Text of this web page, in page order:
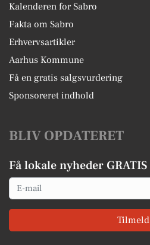
Kalenderen for Sabro
Fakta om Sabro
Erhvervsartikler
Aarhus Kommune
Få en gratis salgsvurdering
Sponsoreret indhold
BLIV OPDATERET
Få lokale nyheder GRATIS
Email
Tilmeld